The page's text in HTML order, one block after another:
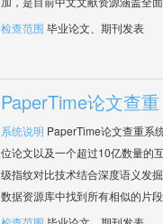
检查范围 毕业论文、期刊发表
PaperTime论文查重
系统说明 PaperTime论文查重系
位论文以及一个超过10亿数量的
级指纹对比技术结合深度语义发
数据资源库中找到所有相似的片